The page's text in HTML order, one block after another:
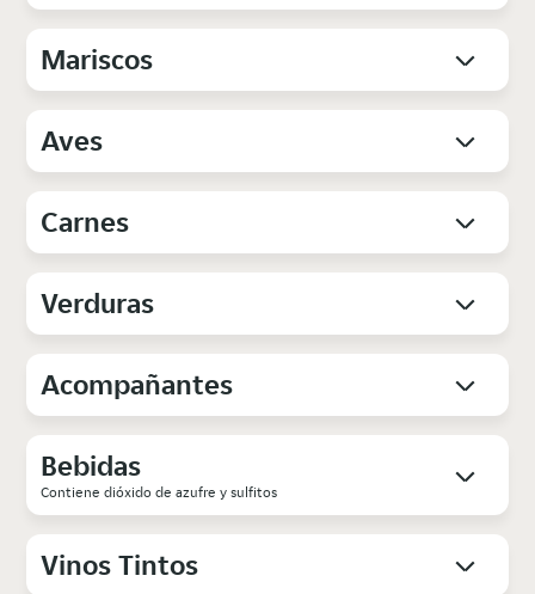
Mariscos
Aves
Carnes
Verduras
Acompañantes
Bebidas
Contiene dióxido de azufre y sulfitos
Vinos Tintos